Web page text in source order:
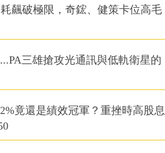
飆破極限，奇鋐、健策卡位高毛
三雄搶攻光通訊與低軌衛星的
竟還是績效冠軍？重挫時高股息